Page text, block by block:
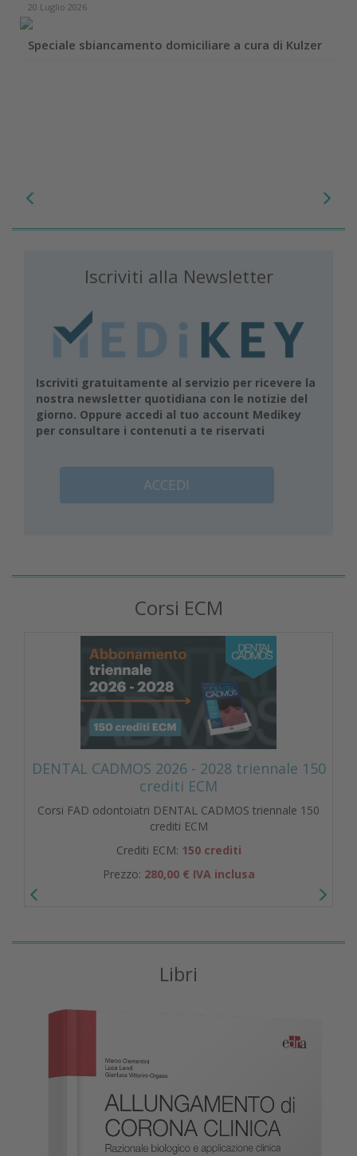
20 Luglio 2026
Speciale sbiancamento domiciliare a cura di Kulzer
Iscriviti alla Newsletter
Iscriviti gratuitamente al servizio per ricevere la
nostra newsletter quotidiana con le notizie del
giorno. Oppure accedi al tuo account Medikey
per consultare i contenuti a te riservati
ACCEDI
Corsi ECM
DENTAL CADMOS 2026 - 2028 triennale 150
crediti ECM
Corsi FAD odontoiatri DENTAL CADMOS triennale 150
crediti ECM
Crediti ECM: 150 crediti
Prezzo: 280,00 € IVA inclusa
Libri